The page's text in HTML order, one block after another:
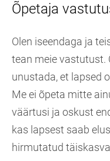
Õpetaja
Olen iseendaga ja
tean meie vastutust.
unustada, et lapsed
Me ei õpeta mitte
väärtusi ja oskust
kas lapsest saab
hirmutatud